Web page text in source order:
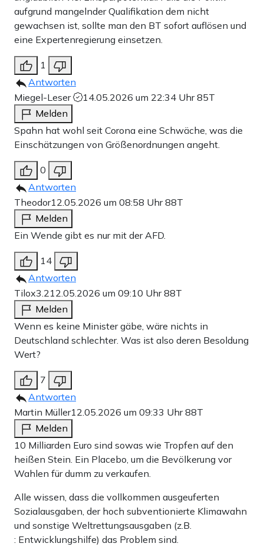
aufgrund mangelnder Qualifikation dem nicht
gewachsen ist, sollte man den BT sofort auflösen und
eine Expertenregierung einsetzen.
1
Antworten
Miegel-Leser
14.05.2026 um 22:34 Uhr85T
Melden
Spahn hat wohl seit Corona eine Schwäche, was die
Einschätzungen von Größenordnungen angeht.
0
Antworten
Theodor12.05.2026 um 08:58 Uhr88T
Melden
Ein Wende gibt es nur mit der AFD.
14
Antworten
Tilox3.2 12.05.2026 um 09:10 Uhr88T
Melden
Wenn es keine Minister gäbe, wäre nichts in
Deutschland schlechter. Was ist also deren Besoldung
Wert?
7
Antworten
Martin Müller12.05.2026 um 09:33 Uhr88T
Melden
10 Milliarden Euro sind sowas wie Tropfen auf den
heißen Stein. Ein Placebo, um die Bevölkerung vor
Wahlen für dumm zu verkaufen.
Alle wissen, dass die vollkommen ausgeuferten
Sozialausgaben, der hoch subventionierte Klimawahn
und sonstige Weltrettungsausgaben (z.B.
: Entwicklungshilfe) das Problem sind.